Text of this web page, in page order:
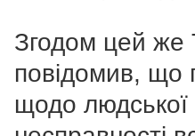
Згодом цей же
повідомив, що
щодо людської